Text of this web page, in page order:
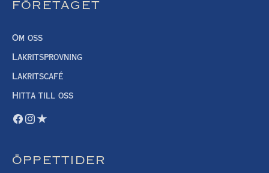
FÖRETAGET
Om oss
Lakritsprovning
Lakritscafé
Hitta till oss
ÖPPETTIDER